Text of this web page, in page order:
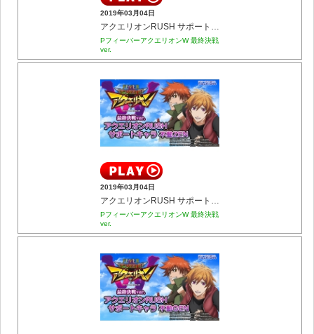
2019年03月04日
アクエリオンRUSH サポートキャラ 創聖のアクエリオン
PフィーバーアクエリオンW 最終決戦
ver.
2019年03月04日
アクエリオンRUSH サポートキャラ 不動ZEN
PフィーバーアクエリオンW 最終決戦
ver.